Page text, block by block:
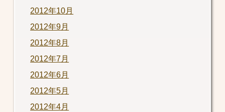
2012年10月
2012年9月
2012年8月
2012年7月
2012年6月
2012年5月
2012年4月